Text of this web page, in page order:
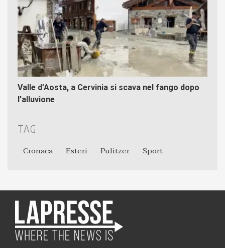
Valle d’Aosta, a Cervinia si scava nel fango dopo
l’alluvione
TAG
Cronaca Esteri Pulitzer Sport